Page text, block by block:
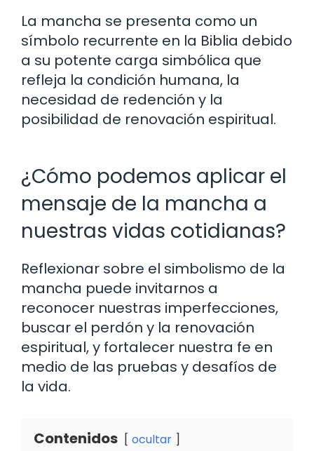
La mancha se presenta como un
símbolo recurrente en la Biblia debido
a su potente carga simbólica que
refleja la condición humana, la
necesidad de redención y la
posibilidad de renovación espiritual.
¿Cómo podemos aplicar el
mensaje de la mancha a
nuestras vidas cotidianas?
Reflexionar sobre el simbolismo de la
mancha puede invitarnos a
reconocer nuestras imperfecciones,
buscar el perdón y la renovación
espiritual, y fortalecer nuestra fe en
medio de las pruebas y desafíos de
la vida.
Contenidos ocultar